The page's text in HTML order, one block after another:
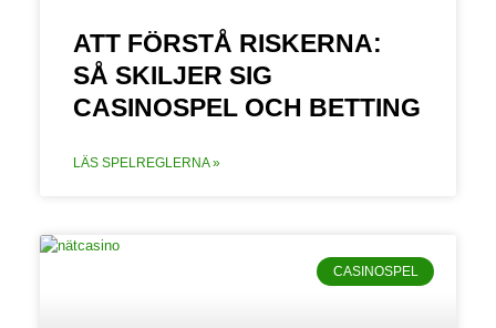
ATT FÖRSTÅ RISKERNA:
SÅ SKILJER SIG
CASINOSPEL OCH BETTING
LÄS SPELREGLERNA »
CASINOSPEL